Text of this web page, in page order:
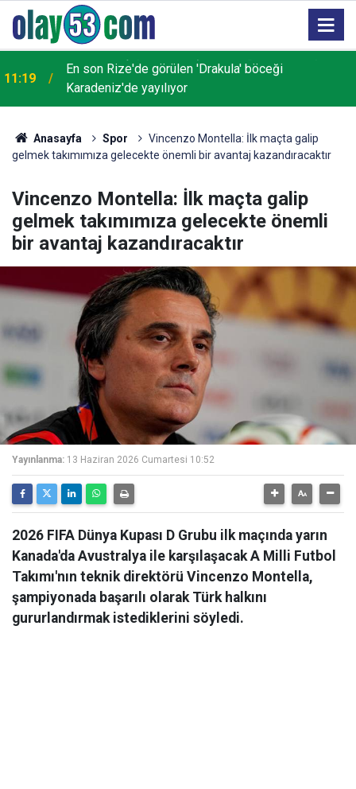
11:19
En son Rize'de görülen 'Drakula' böceği
Karadeniz'de yayılıyor
Anasayfa Spor
Vincenzo Montella: İlk maçta galip
gelmek takımımıza gelecekte önemli bir avantaj kazandıracaktır
Vincenzo Montella: İlk maçta galip
gelmek takımımıza gelecekte önemli
bir avantaj kazandıracaktır
Yayınlanma: 13 Haziran 2026 Cumartesi 10:52
2026 FIFA Dünya Kupası D Grubu ilk maçında yarın
Kanada'da Avustralya ile karşılaşacak A Milli Futbol
Takımı'nın teknik direktörü Vincenzo Montella,
şampiyonada başarılı olarak Türk halkını
gururlandırmak istediklerini söyledi.